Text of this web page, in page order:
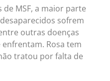
MSF, a maior parte
sofrem
outras doenças
Rosa tem
tratou por falta de